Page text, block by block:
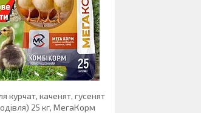
курчат, каченят, гусенят
25 кг, МегаКорм